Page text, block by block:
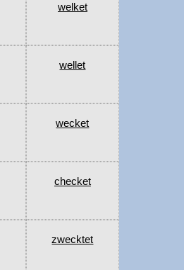
welket
wellet
wecket
checket
zwecktet